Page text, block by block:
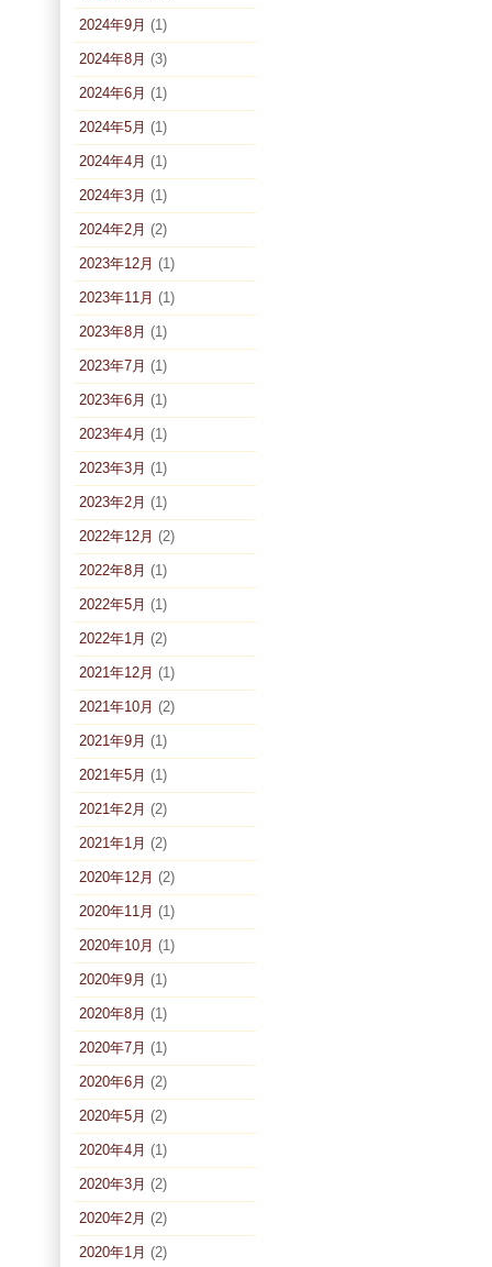
2024年9月 (1)
2024年8月 (3)
2024年6月 (1)
2024年5月 (1)
2024年4月 (1)
2024年3月 (1)
2024年2月 (2)
2023年12月 (1)
2023年11月 (1)
2023年8月 (1)
2023年7月 (1)
2023年6月 (1)
2023年4月 (1)
2023年3月 (1)
2023年2月 (1)
2022年12月 (2)
2022年8月 (1)
2022年5月 (1)
2022年1月 (2)
2021年12月 (1)
2021年10月 (2)
2021年9月 (1)
2021年5月 (1)
2021年2月 (2)
2021年1月 (2)
2020年12月 (2)
2020年11月 (1)
2020年10月 (1)
2020年9月 (1)
2020年8月 (1)
2020年7月 (1)
2020年6月 (2)
2020年5月 (2)
2020年4月 (1)
2020年3月 (2)
2020年2月 (2)
2020年1月 (2)